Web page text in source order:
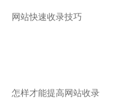
网站快速收录技巧
怎样才能提高网站收录